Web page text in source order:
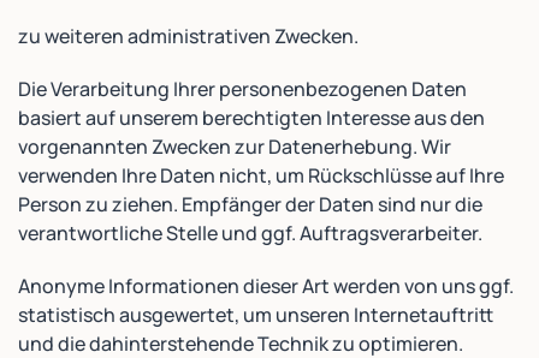
zu weiteren administrativen Zwecken.
Die Verarbeitung Ihrer personenbezogenen Daten
basiert auf unserem berechtigten Interesse aus den
vorgenannten Zwecken zur Datenerhebung. Wir
verwenden Ihre Daten nicht, um Rückschlüsse auf Ihre
Person zu ziehen. Empfänger der Daten sind nur die
verantwortliche Stelle und ggf. Auftragsverarbeiter.
Anonyme Informationen dieser Art werden von uns ggf.
statistisch ausgewertet, um unseren Internetauftritt
und die dahinterstehende Technik zu optimieren.